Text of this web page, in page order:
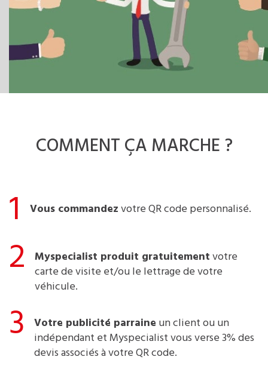
COMMENT ÇA MARCHE ?
1 Vous commandez votre QR code personnalisé.
2 Myspecialist produit gratuitement votre
carte de visite et/ou le lettrage de votre
véhicule.
3 Votre publicité parraine un client ou un
indépendant et Myspecialist vous verse 3% des
devis associés à votre QR code.